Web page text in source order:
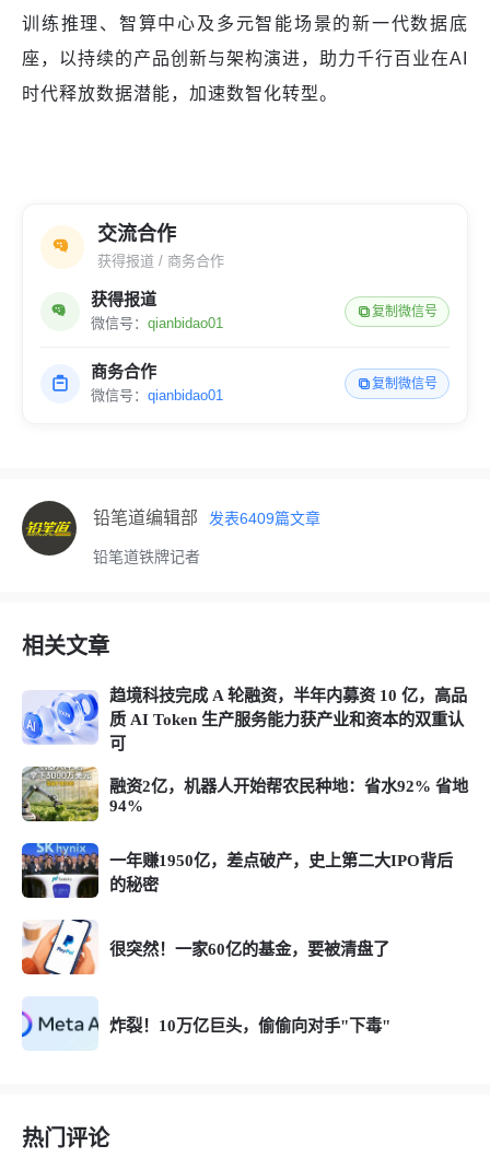
训练推理、智算中心及多元智能场景的新一代数据底
座，以持续的产品创新与架构演进，助力千行百业在AI
时代释放数据潜能，加速数智化转型。
交流合作
获得报道 / 商务合作
获得报道
微信号： qianbidao01
复制微信号
商务合作
微信号： qianbidao01
复制微信号
铅笔道编辑部 发表6409篇文章
铅笔道铁牌记者
相关文章
趋境科技完成 A 轮融资，半年内募资 10 亿，高品
质 AI Token 生产服务能力获产业和资本的双重认
可
融资2亿，机器人开始帮农民种地：省水92% 省地
94%
一年赚1950亿，差点破产，史上第二大IPO背后
的秘密
很突然！一家60亿的基金，要被清盘了
炸裂！10万亿巨头，偷偷向对手"下毒"
热门评论